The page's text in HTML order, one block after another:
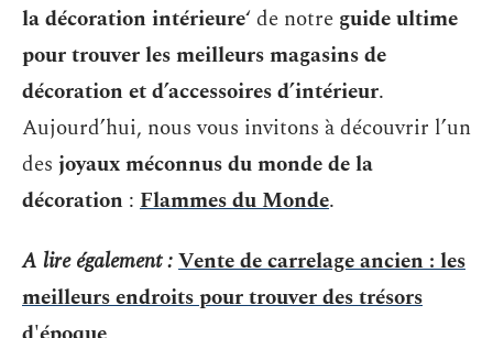
la décoration intérieure‘ de notre guide ultime
pour trouver les meilleurs magasins de
décoration et d’accessoires d’intérieur.
Aujourd’hui, nous vous invitons à découvrir l’un
des joyaux méconnus du monde de la
décoration : Flammes du Monde.
A lire également :Vente de carrelage ancien : les
meilleurs endroits pour trouver des trésors